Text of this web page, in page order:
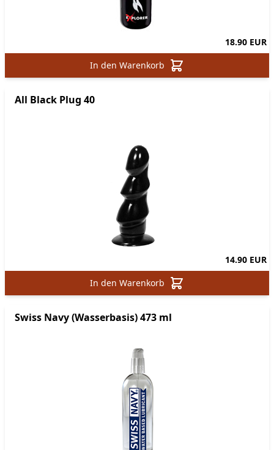
18.90 EUR
In den Warenkorb
All Black Plug 40
14.90 EUR
In den Warenkorb
Swiss Navy (Wasserbasis) 473 ml